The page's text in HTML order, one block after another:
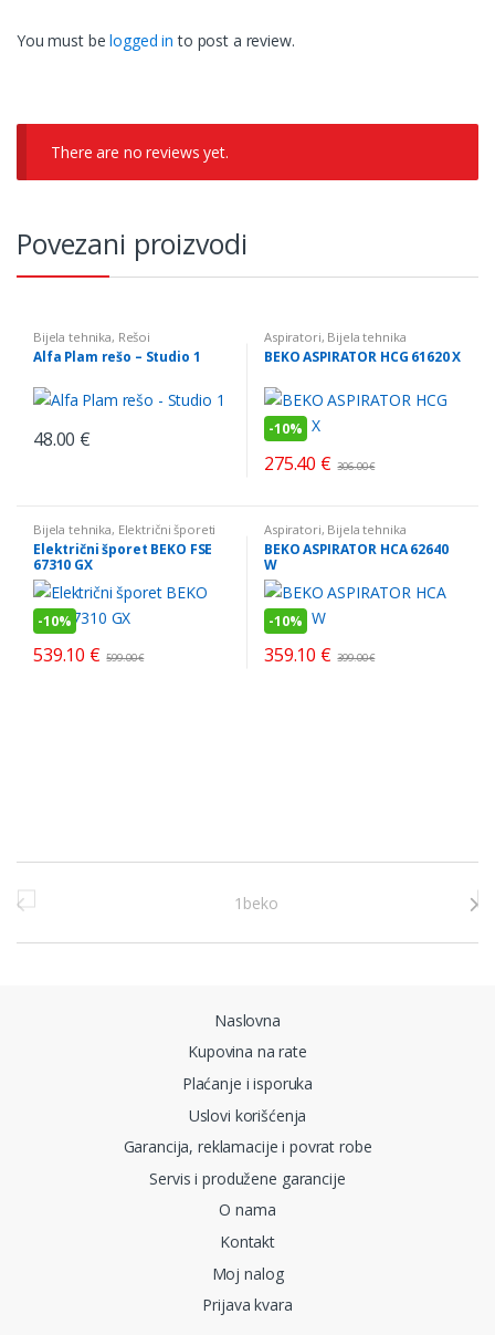
You must belogged in to post a review.
There are no reviews yet.
Povezani proizvodi
Bijela tehnika, Rešoi
Alfa Plam rešo – Studio 1
48.00 €
Aspiratori, Bijela tehnika
BEKO ASPIRATOR HCG 61620 X
-10%
275.40 € 306.00€
Bijela tehnika, Električni šporeti
Električni šporet BEKO FSE
67310 GX
-10%
539.10 € 599.00€
Aspiratori, Bijela tehnika
BEKO ASPIRATOR HCA 62640
W
-10%
359.10 € 399.00€
Brands Carousel
Naslovna
Kupovina na rate
Plaćanje i isporuka
Uslovi korišćenja
Garancija, reklamacije i povrat robe
Servis i produžene garancije
O nama
Kontakt
Moj nalog
Prijava kvara